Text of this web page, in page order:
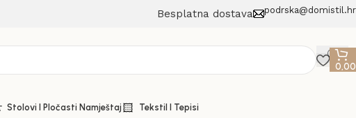
Besplatna dostava podrska@domistil.hr
Stolovi I Pločasti Namještaj Tekstil I Tepisi